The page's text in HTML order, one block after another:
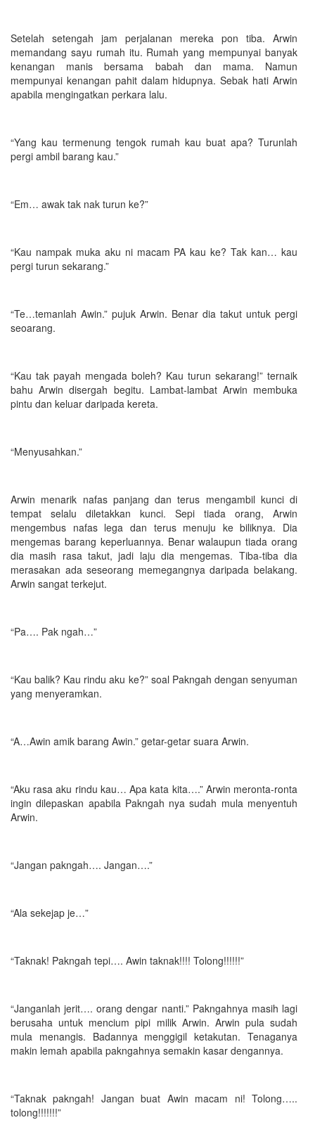
Setelah setengah jam perjalanan mereka pon tiba. Arwin
memandang sayu rumah itu. Rumah yang mempunyai banyak
kenangan manis bersama babah dan mama. Namun
mempunyai kenangan pahit dalam hidupnya. Sebak hati Arwin
apabila mengingatkan perkara lalu.
“Yang kau termenung tengok rumah kau buat apa? Turunlah
pergi ambil barang kau.”
“Em… awak tak nak turun ke?”
“Kau nampak muka aku ni macam PA kau ke? Tak kan… kau
pergi turun sekarang.”
“Te…temanlah Awin.” pujuk Arwin. Benar dia takut untuk pergi
seoarang.
“Kau tak payah mengada boleh? Kau turun sekarang!” ternaik
bahu Arwin disergah begitu. Lambat-lambat Arwin membuka
pintu dan keluar daripada kereta.
“Menyusahkan.”
Arwin menarik nafas panjang dan terus mengambil kunci di
tempat selalu diletakkan kunci. Sepi tiada orang, Arwin
mengembus nafas lega dan terus menuju ke biliknya. Dia
mengemas barang keperluannya. Benar walaupun tiada orang
dia masih rasa takut, jadi laju dia mengemas. Tiba-tiba dia
merasakan ada seseorang memegangnya daripada belakang.
Arwin sangat terkejut.
“Pa…. Pak ngah…”
“Kau balik? Kau rindu aku ke?” soal Pakngah dengan senyuman
yang menyeramkan.
“A…Awin amik barang Awin.” getar-getar suara Arwin.
“Aku rasa aku rindu kau… Apa kata kita….” Arwin meronta-ronta
ingin dilepaskan apabila Pakngah nya sudah mula menyentuh
Arwin.
“Jangan pakngah…. Jangan….”
“Ala sekejap je…”
“Taknak! Pakngah tepi…. Awin taknak!!!! Tolong!!!!!!”
“Janganlah jerit…. orang dengar nanti.” Pakngahnya masih lagi
berusaha untuk mencium pipi milik Arwin. Arwin pula sudah
mula menangis. Badannya menggigil ketakutan. Tenaganya
makin lemah apabila pakngahnya semakin kasar dengannya.
“Taknak pakngah! Jangan buat Awin macam ni! Tolong…..
tolong!!!!!!!”